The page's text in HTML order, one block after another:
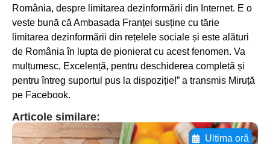
România, despre limitarea dezinformării din Internet. E o
veste bună că Ambasada Franței susține cu tărie
limitarea dezinformării din rețelele sociale și este alături
de România în lupta de pionierat cu acest fenomen. Va
mulțumesc, Excelență, pentru deschiderea completă și
pentru întreg suportul pus la dispoziție!” a transmis Miruță
pe Facebook.
Articole similare:
Ultima oră